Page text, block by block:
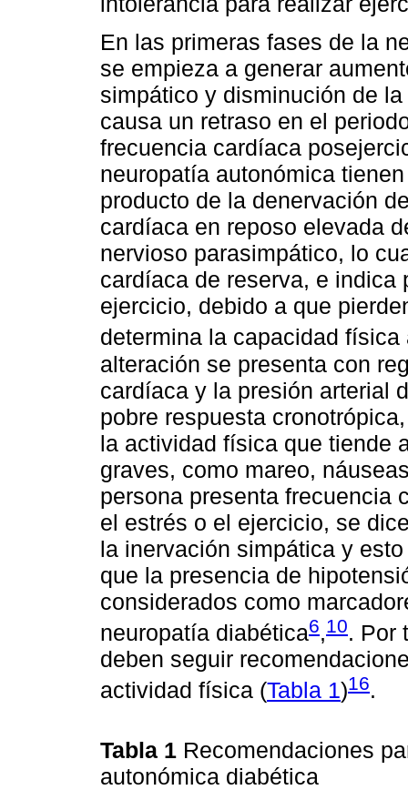
En las primeras fases de la
se empieza a generar
simpático y disminución de
causa un retraso en el
frecuencia cardíaca
neuropatía autonómica
producto de la denervación
cardíaca en reposo elevada
nervioso parasimpático, lo
cardíaca de reserva, e indica
ejercicio, debido a que
determina la capacidad física
alteración se presenta con
cardíaca y la presión arterial
pobre respuesta
la actividad física que tiende
graves, como mareo,
persona presenta frecuencia
el estrés o el ejercicio, se
la inervación simpática y
que la presencia de
considerados como
neuropatía diabética6,10. Por
deben seguir
actividad física (Tabla 1)16.
Tabla 1 Recomendaciones
autonómica diabética